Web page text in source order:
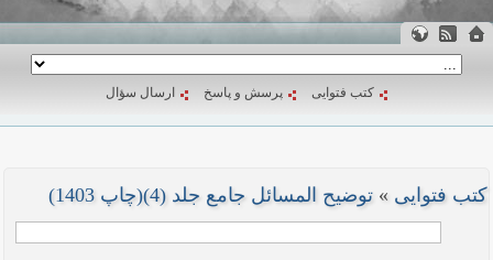
کتب فتوایی پرسش و پاسخ ارسال سؤال
کتب فتوایی » توضیح المسائل جامع جلد (4)(چاپ 1403)